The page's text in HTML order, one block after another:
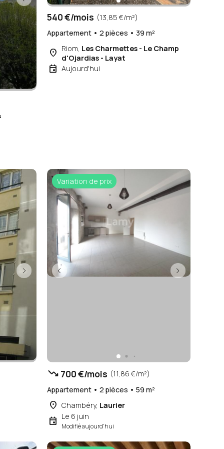
540 €/mois (13,85 €/m²)
Appartement • 2 pièces • 39 m²
place Riom, Les Charmettes - Le Champ
d'Ojardias - Layat
event Aujourd'hui
Variation de prix
trending_down 700 €/mois (11,86 €/m²)
Appartement • 2 pièces • 59 m²
place Chambéry, Laurier
event Le 6 juin
Modifié aujourd'hui